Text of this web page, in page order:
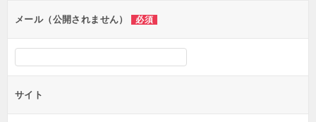
ンメール（公開されません） 必須
サイト